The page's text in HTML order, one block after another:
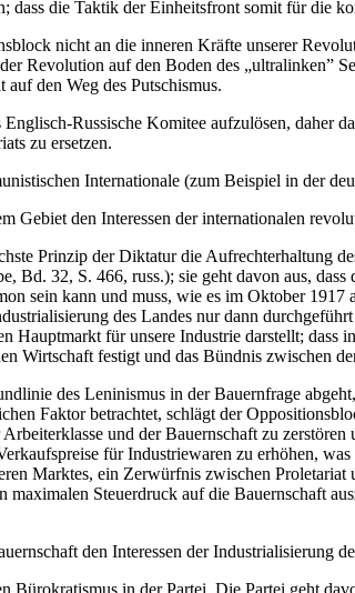
die Taktik der Einheitsfront somit für die
nicht an die inneren Kräfte unserer
Revolution auf den Boden des „ultralinken”
den Weg des Putschismus.
Russische Komitee aufzulösen, daher
zu ersetzen.
Internationale (zum Beispiel in der
den Interessen der internationalen
Prinzip der Diktatur die Aufrechterhaltung
32, S. 466, russ.); sie geht davon aus,
sein kann und muss, wie es im Oktober
des Landes nur dann
für unsere Industrie darstellt;
Wirtschaft festigt und das Bündnis zwischen
des Leninismus in der Bauernfrage
Faktor betrachtet, schlägt der
und der Bauernschaft zu
für Industriewaren zu erhöhen,
Marktes, ein Zerwürfnis zwischen
Steuerdruck auf die Bauernschaft
den Interessen der Industrialisierung
in der Partei. Die Partei geht